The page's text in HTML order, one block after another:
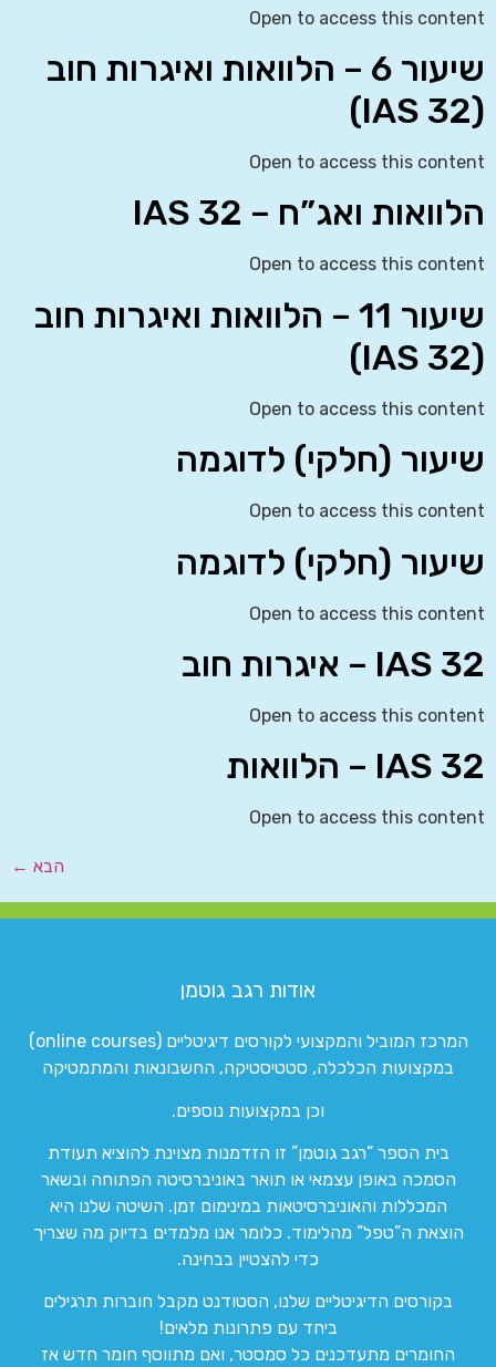
Open to access this content
שיעור 6 – הלוואות ואיגרות חוב
(IAS 32)
Open to access this content
הלוואות ואג”ח – IAS 32
Open to access this content
שיעור 11 – הלוואות ואיגרות חוב
(IAS 32)
Open to access this content
שיעור (חלקי) לדוגמה
Open to access this content
שיעור (חלקי) לדוגמה
Open to access this content
IAS 32 – איגרות חוב
Open to access this content
IAS 32 – הלוואות
Open to access this content
הבא ←
אודות רגב גוטמן
המרכז המוביל והמקצועי לקורסים דיגיטליים (online courses)
במקצועות הכלכלה, סטטיסטיקה, החשבונאות והמתמטיקה
וכן במקצועות נוספים.
בית הספר “רגב גוטמן” זו הזדמנות מצוינת להוציא תעודת
הסמכה באופן עצמאי או תואר באוניברסיטה הפתוחה ובשאר
המכללות והאוניברסיטאות במינימום זמן. השיטה שלנו היא
הוצאת ה”טפל” מהלימוד. כלומר אנו מלמדים בדיוק מה שצריך
כדי להצטיין בבחינה.
בקורסים הדיגיטליים שלנו, הסטודנט מקבל חוברות תרגילים
ביחד עם פתרונות מלאים!
החומרים מתעדכנים כל סמסטר, ואם מתווסף חומר חדש אז